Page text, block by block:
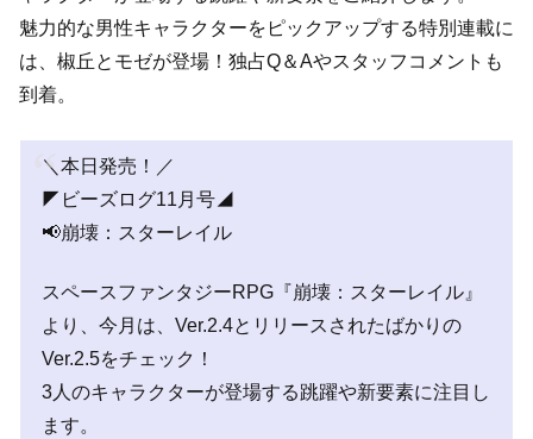
魅力的な男性キャラクターをピックアップする特別連載に
は、椒丘とモゼが登場！独占Q＆Aやスタッフコメントも
到着。
＼本日発売！／
◤ビーズログ11月号◢
📢崩壊：スターレイル
スペースファンタジーRPG『崩壊：スターレイル』
より、今月は、Ver.2.4とリリースされたばかりの
Ver.2.5をチェック！
3人のキャラクターが登場する跳躍や新要素に注目し
ます。